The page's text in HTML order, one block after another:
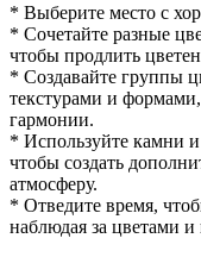
* Выберите место с
* Сочетайте разные
чтобы продлить
* Создавайте группы
текстурами и
гармонии.
* Используйте камни и
чтобы создать
атмосферу.
* Отведите время,
наблюдая за цветами